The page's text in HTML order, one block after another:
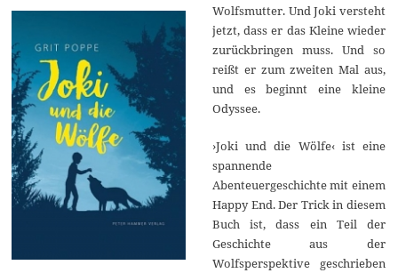
Wolfsmutter. Und Joki versteht
jetzt, dass er das Kleine wieder
zurückbringen muss. Und so
reißt er zum zweiten Mal aus,
und es beginnt eine kleine
Odyssee.
›Joki und die Wölfe‹ ist eine
spannende
Abenteuergeschichte mit einem
Happy End. Der Trick in diesem
Buch ist, dass ein Teil der
Geschichte aus der
Wolfsperspektive geschrieben